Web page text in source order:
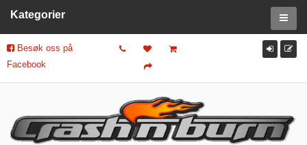
Besøk oss på
Facebook
Kategorier